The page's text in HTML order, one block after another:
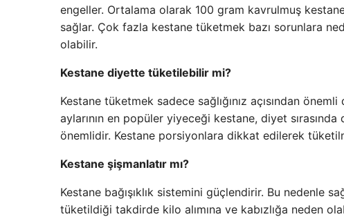
engeller. Ortalama olarak 100 gram kavrulmuş
sağlar. Çok fazla kestane tüketmek bazı sorunlara
olabilir.
Kestane diyette tüketilebilir mi?
Kestane tüketmek sadece sağlığınız açısından
aylarının en popüler yiyeceği kestane, diyet
önemlidir. Kestane porsiyonlara dikkat edilerek
Kestane şişmanlatır mı?
Kestane bağışıklık sistemini güçlendirir. Bu nedenle
tüketildiği takdirde kilo alımına ve kabızlığa neden